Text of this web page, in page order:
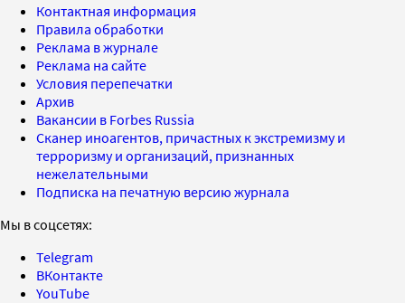
Контактная информация
Правила обработки
Реклама в журнале
Реклама на сайте
Условия перепечатки
Архив
Вакансии в Forbes Russia
Сканер иноагентов, причастных к экстремизму и
терроризму и организаций, признанных
нежелательными
Подписка на печатную версию журнала
Мы в соцсетях:
Telegram
ВКонтакте
YouTube